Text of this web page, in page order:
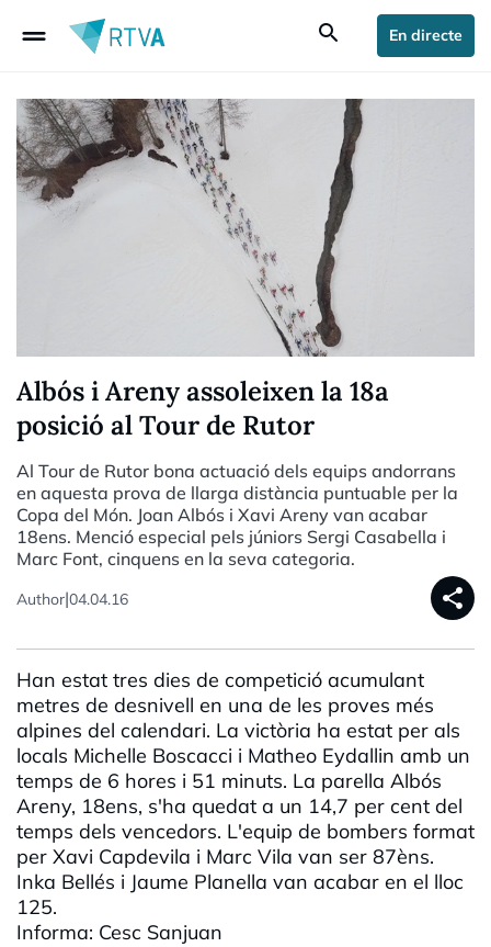
drag_handle search En directe
Albós i Areny assoleixen la 18a
posició al Tour de Rutor
Al Tour de Rutor bona actuació dels equips andorrans
en aquesta prova de llarga distància puntuable per la
Copa del Món. Joan Albós i Xavi Areny van acabar
18ens. Menció especial pels júniors Sergi Casabella i
Marc Font, cinquens en la seva categoria.
Author|04.04.16 share
Han estat tres dies de competició acumulant
metres de desnivell en una de les proves més
alpines del calendari. La victòria ha estat per als
locals Michelle Boscacci i Matheo Eydallin amb un
temps de 6 hores i 51 minuts. La parella Albós
Areny, 18ens, s'ha quedat a un 14,7 per cent del
temps dels vencedors. L'equip de bombers format
per Xavi Capdevila i Marc Vila van ser 87èns.
Inka Bellés i Jaume Planella van acabar en el lloc
125.
Informa: Cesc Sanjuan